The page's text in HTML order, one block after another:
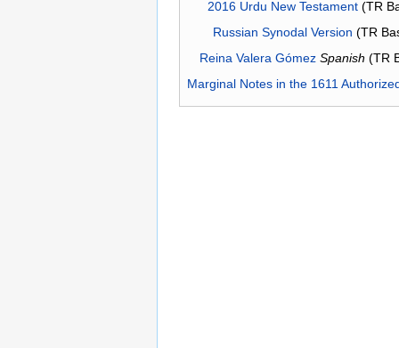
2016 Urdu New Testament(TR
Russian Synodal Version (TR
Reina Valera Gómez Spanish (TR
Marginal Notes in the 1611